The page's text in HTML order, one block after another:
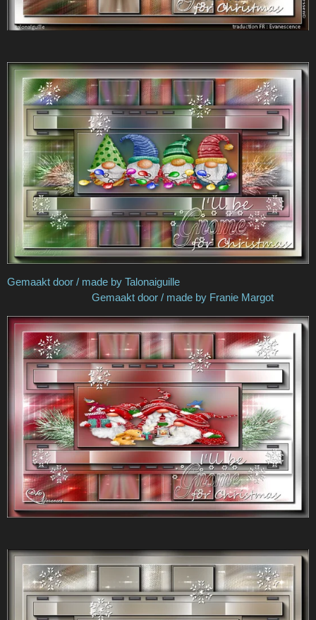
Gemaakt door / made by Talonaiguille
Gemaakt door / made by Franie Margot